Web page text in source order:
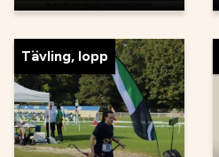
Tävling, lopp